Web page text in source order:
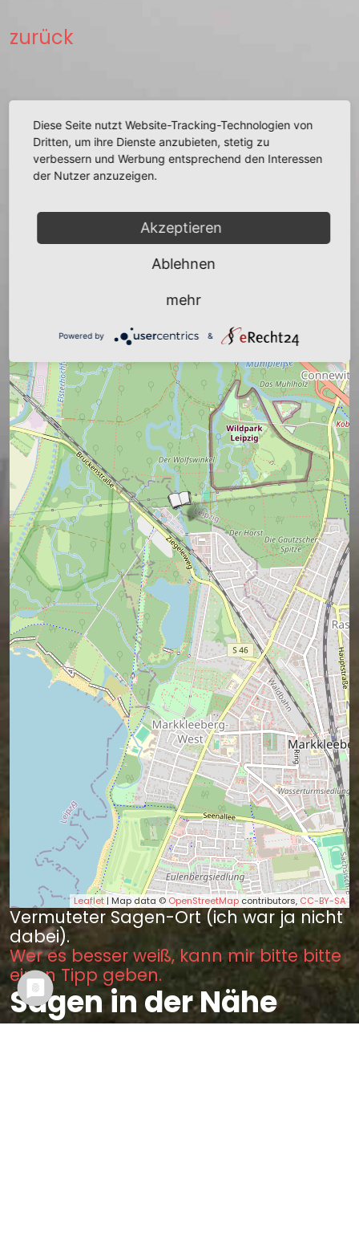
zurück
+
−
Leaflet| Map data © OpenStreetMap contributors, CC-BY-SA
Vermuteter Sagen-Ort (ich war ja nicht
dabei).
Wer es besser weiß, kann mir bitte bitte
einen Tipp geben.
Sagen in der Nähe
Diese Seite nutzt Website-Tracking-Technologien von
Dritten, um ihre Dienste anzubieten, stetig zu
verbessern und Werbung entsprechend den Interessen
der Nutzer anzuzeigen.
Akzeptieren
Ablehnen
mehr
Powered by &